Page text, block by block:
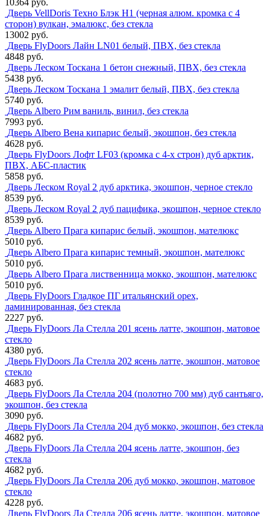
10364 руб.
Дверь VellDoris Техно Блэк H1 (черная алюм. кромка с 4
сторон) вулкан, эмалюкс, без стекла
13002 руб.
Дверь FlyDoors Лайн LN01 белый, ПВХ, без стекла
4848 руб.
Дверь Леском Тоскана 1 бетон снежный, ПВХ, без стекла
5438 руб.
Дверь Леском Тоскана 1 эмалит белый, ПВХ, без стекла
5740 руб.
Дверь Albero Рим ваниль, винил, без стекла
7993 руб.
Дверь Albero Вена кипарис белый, экошпон, без стекла
4628 руб.
Дверь FlyDoors Лофт LF03 (кромка с 4-х строн) дуб арктик,
ПВХ, АБС-пластик
5858 руб.
Дверь Леском Royal 2 дуб арктика, экошпон, черное стекло
8539 руб.
Дверь Леском Royal 2 дуб пацифика, экошпон, черное стекло
8539 руб.
Дверь Albero Прага кипарис белый, экошпон, мателюкс
5010 руб.
Дверь Albero Прага кипарис темный, экошпон, мателюкс
5010 руб.
Дверь Albero Прага лиственница мокко, экошпон, мателюкс
5010 руб.
Дверь FlyDoors Гладкое ПГ итальянский орех,
ламинированная, без стекла
2227 руб.
Дверь FlyDoors Ла Стелла 201 ясень латте, экошпон, матовое
стекло
4380 руб.
Дверь FlyDoors Ла Стелла 202 ясень латте, экошпон, матовое
стекло
4683 руб.
Дверь FlyDoors Ла Стелла 204 (полотно 700 мм) дуб сантьяго,
экошпон, без стекла
3090 руб.
Дверь FlyDoors Ла Стелла 204 дуб мокко, экошпон, без стекла
4682 руб.
Дверь FlyDoors Ла Стелла 204 ясень латте, экошпон, без
стекла
4682 руб.
Дверь FlyDoors Ла Стелла 206 дуб мокко, экошпон, матовое
стекло
4228 руб.
Дверь FlyDoors Ла Стелла 206 ясень латте, экошпон, матовое